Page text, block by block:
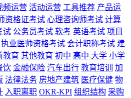
频运营 活动运营 工具推荐 产品运
资格证考试 心理咨询师考试 计算
试 公务员考试 软考 英语考试 项目
执业医师资格考试 会计职称考试 建
教育 其他教育 初中 高中 大学 小学
饮 金融保险 汽车出行 教育培训
加
法律法务 房地产建筑 医疗保健 物
入职离职 OKR-KPI 组织结构 采购